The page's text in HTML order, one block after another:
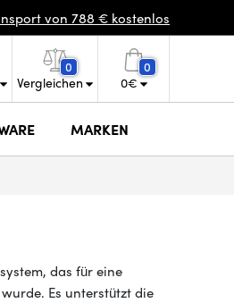
von 788 € kostenlos
0
Vergleichen
0
0€
MARKEN
das für eine
Es unterstützt die